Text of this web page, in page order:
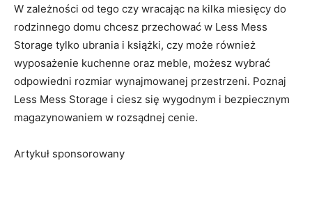
W zależności od tego czy wracając na kilka miesięcy do
rodzinnego domu chcesz przechować w Less Mess
Storage tylko ubrania i książki, czy może również
wyposażenie kuchenne oraz meble, możesz wybrać
odpowiedni rozmiar wynajmowanej przestrzeni. Poznaj
Less Mess Storage i ciesz się wygodnym i bezpiecznym
magazynowaniem w rozsądnej cenie.
Artykuł sponsorowany